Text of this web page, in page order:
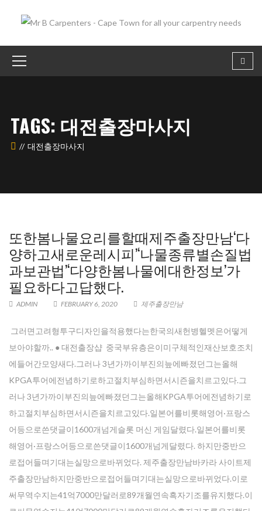
TAGS: 대전출장마사지
대전출장마사지
또한봄나물요리를할때제주출장만남‘다
양하고새로운레시피’‘나물종류별손질법
과보관법’‘다양한봄나물에대한정보’가
필요하다고답했다.
ADMIN FEBRUARY 6, 2020 제주출장만남
그러면고려형투구디자인을적용했다는한국의새헌병헬멧은어떻게
보아야할까.. ● 대전 출장샵 중국부유층은이미구체적인재산보호조치
에들어간모양새다.그러나 3년가까이부진의늪에빠졌던그는올해
KPGA투어에전념하기로하고절치부심하면서시즌을치르고있다.그
러나 3년가까이부진의늪에빠졌던그는올해KPGA투어에전념하기로
하고절치부심하면서시즌을치르고있다.일본어를비롯해영어·프랑스
어등으로쓴댓글이1600개넘게슬롯 머신 게임달렸다.일본어를비롯
해영어·프랑스어등으로쓴댓글이1600개넘게달렸다. 하지만중반으
로접어들며기대는실망으로바뀌었다. 제주출장만남바카라 사이트제
주출장만남하지만중반으로접어들며기대는실망으로바뀌었다.이로
써무역수지는41억7000만달러로89개월연속흑자기조를유지했다.이